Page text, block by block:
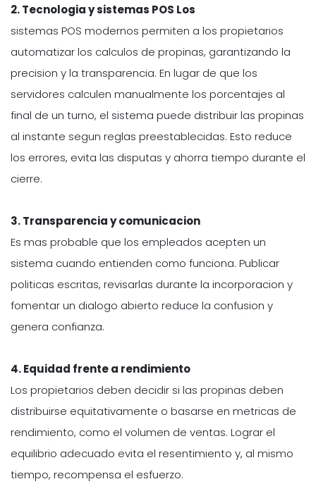
2. Tecnologia y sistemas POS Los
sistemas POS modernos permiten a los propietarios
automatizar los calculos de propinas, garantizando la
precision y la transparencia. En lugar de que los
servidores calculen manualmente los porcentajes al
final de un turno, el sistema puede distribuir las propinas
al instante segun reglas preestablecidas. Esto reduce
los errores, evita las disputas y ahorra tiempo durante el
cierre.
3. Transparencia y comunicacion
Es mas probable que los empleados acepten un
sistema cuando entienden como funciona. Publicar
politicas escritas, revisarlas durante la incorporacion y
fomentar un dialogo abierto reduce la confusion y
genera confianza.
4. Equidad frente a rendimiento
Los propietarios deben decidir si las propinas deben
distribuirse equitativamente o basarse en metricas de
rendimiento, como el volumen de ventas. Lograr el
equilibrio adecuado evita el resentimiento y, al mismo
tiempo, recompensa el esfuerzo.